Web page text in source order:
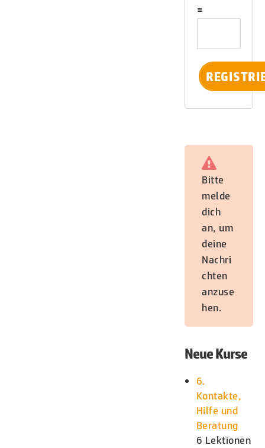
=
Bitte
melde
dich
an, um
deine
Nachri
chten
anzuse
hen.
Neue Kurse
6.
Kontakte,
Hilfe und
Beratung
6 Lektionen